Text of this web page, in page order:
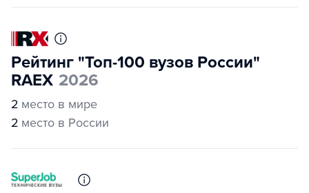
Рейтинг "Топ-100 вузов России"
RAEX 2026
2 место в мире
2 место в России